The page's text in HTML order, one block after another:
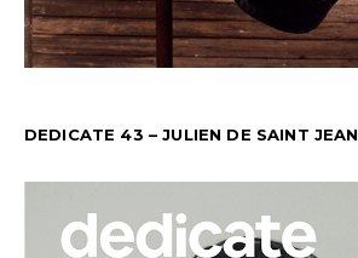
DEDICATE 43 – JULIEN DE SAINT JEAN